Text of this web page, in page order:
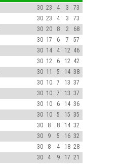
30 23 4 3
73
30 23 4 3
73
30 20 8 2
68
30 17 6 7
57
30 14 4 12 46
30 12 6 12 42
30 11 5 14 38
30 10 7 13 37
30 10 7 13 37
30 10 6 14 36
30 10 5 15 35
30 8 8 14 32
30 9 5 16 32
30 8 4 18 28
30 4 9 17 21